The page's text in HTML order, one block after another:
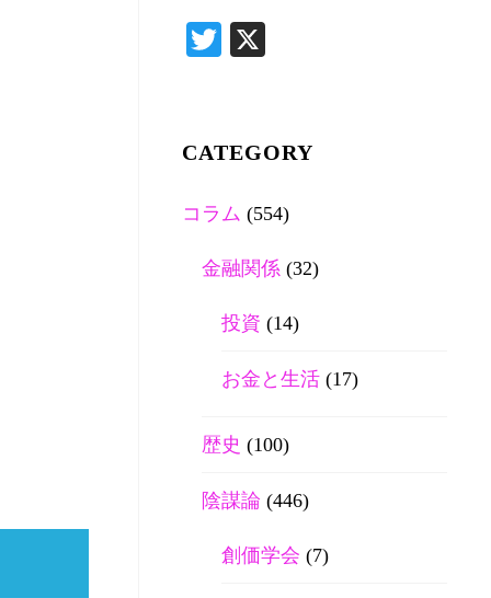
T
r
CATEGORY
コラム (554)
金融関係 (32)
投資 (14)
お金と生活 (17)
歴史 (100)
陰謀論 (446)
創価学会 (7)